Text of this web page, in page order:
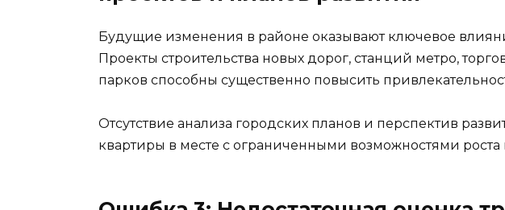
Будущие изменения в районе оказывают ключевое
Проекты строительства новых дорог, станций метро,
парков способны существенно повысить
Отсутствие анализа городских планов и перспектив
квартиры в месте с ограниченными возможностями роста